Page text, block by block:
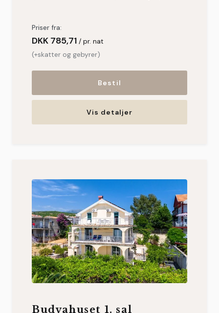
Priser fra:
DKK 785,71
pr. nat
(+skatter og gebyrer)
Bestil
Vis detaljer
Budvahuset 1. sal